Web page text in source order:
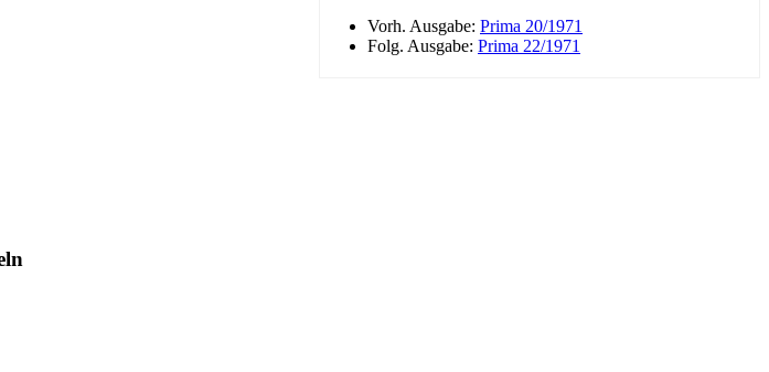
Vorh. Ausgabe: Prima 20/1971
Folg. Ausgabe: Prima 22/1971